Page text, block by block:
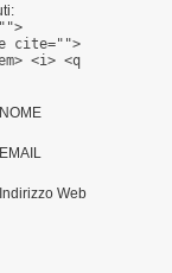
cite="">
<i> <q
NOME
EMAIL
Indirizzo Web